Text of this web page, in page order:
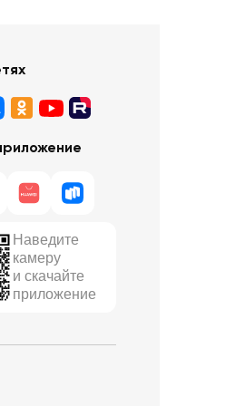
Наведите
камеру
и скачайте
приложение